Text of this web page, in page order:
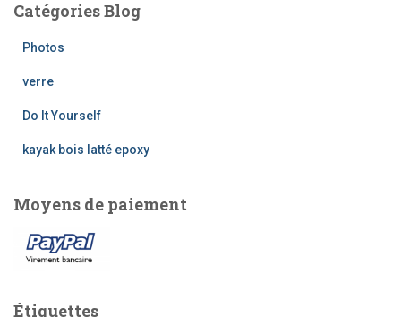
e
:
Catégories Blog
Photos
verre
Do It Yourself
kayak bois latté epoxy
Moyens de paiement
Étiquettes